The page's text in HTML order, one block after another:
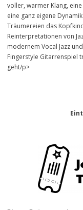
voller, warmer Klang,
eine ganz eigene
Träumereien das
Reinterpretationen von
modernem Vocal Jazz
Fingerstyle Gitarrenspiel
geht/p>